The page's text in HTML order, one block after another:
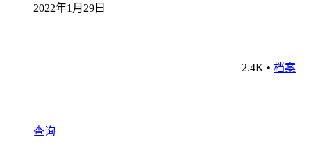
2022年1月29日
2.4K • 档案
查询